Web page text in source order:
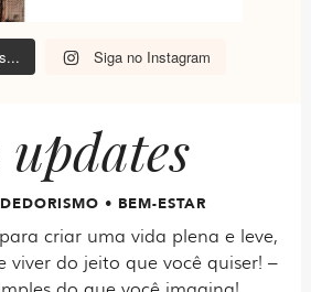
Siga no Instagram
updates
• BEM-ESTAR
criar uma vida plena e leve,
viver do jeito que você quiser! –